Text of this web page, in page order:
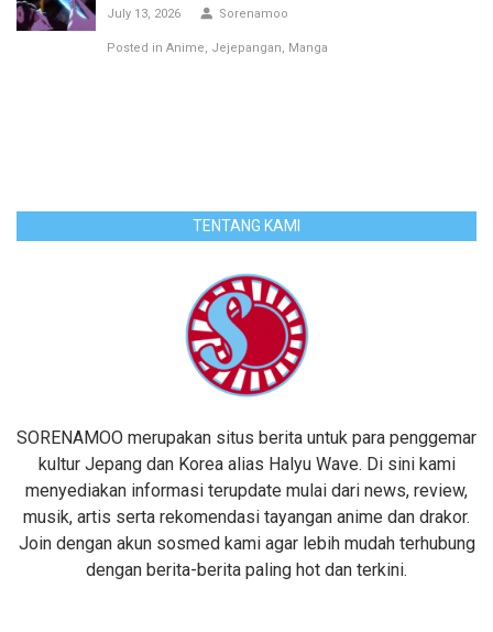
July 13, 2026 Sorenamoo
Posted in Anime Jejepangan Manga
TENTANG KAMI
SORENAMOO merupakan situs berita untuk para penggemar
kultur Jepang dan Korea alias Halyu Wave. Di sini kami
menyediakan informasi terupdate mulai dari news, review,
musik, artis serta rekomendasi tayangan anime dan drakor.
Join dengan akun sosmed kami agar lebih mudah terhubung
dengan berita-berita paling hot dan terkini.